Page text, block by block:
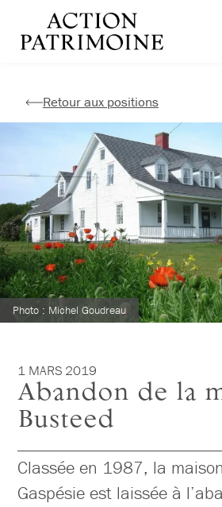
contenu
Retour aux positions
Photo : Michel Goudreau
1 MARS 2019
Abandon de la
Busteed
Classée en 1987, la
Gaspésie est laissée à